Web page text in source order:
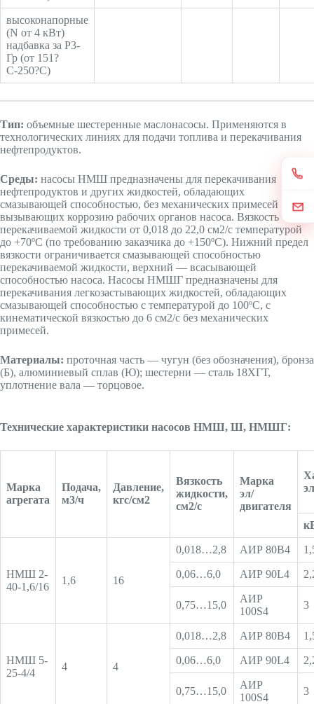
высоконапорные
(N от 4 кВт)
надбавка за Р3-
Гр (от 151?
С-250?С)
Тип: объемные шестеренные маслонасосы. Применяются в
технологических линиях для подачи топлива и перекачивания
нефтепродуктов.
Среды: насосы НМШ предназначены для перекачивания
нефтепродуктов и других жидкостей, обладающих
смазывающей способностью, без механических примесей и не
вызывающих коррозию рабочих органов насоса. Вязкость
перекачиваемой жидкости от 0,018 до 22,0 см2/с температурой
до +70ºС (по требованию заказчика до +150ºС). Нижний предел
вязкости ограничивается смазывающей способностью
перекачиваемой жидкости, верхний — всасывающей
способностью насоса. Насосы НМШГ предназначены для
перекачивания легкозастывающих жидкостей, обладающих
смазывающей способностью с температурой до 100ºС, с
кинематической вязкостью до 6 см2/с без механических
примесей.
Материалы: проточная часть — чугун (без обозначения), бронза
(Б), алюминиевый сплав (Ю); шестерни — сталь 18ХГТ,
уплотнение вала — торцовое.
Технические характеристики насосов НМШ, Ш, НМШГ:
Марка
агрегата
Подача,
м3/ч
Давление,
кгс/см2
Вязкость
жидкости,
см2/с
Марка
эл/
двигателя
НМШ 2-
40-1,6/16
1,6 16
0,018…2,8 АИР 80В4
0,06…6,0 АИР 90L4
0,75…15,0
АИР
100S4
3
НМШ 5-
25-4/4
4 4
0,018…2,8 АИР 80В4
0,06…6,0 АИР 90L4
0,75…15,0
АИР
100S4
3